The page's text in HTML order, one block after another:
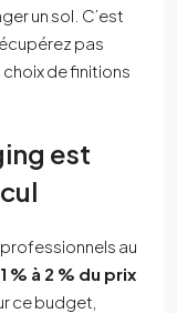
un sol. C’est
pas
de finitions
est
au
% à 2 % du prix
ce budget,